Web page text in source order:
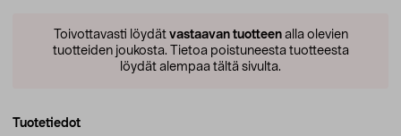
Toivottavasti löydät vastaavan tuotteenalla olevien
tuotteiden joukosta. Tietoa poistuneesta tuotteesta
löydät alempaa tältä sivulta.
Tuotetiedot